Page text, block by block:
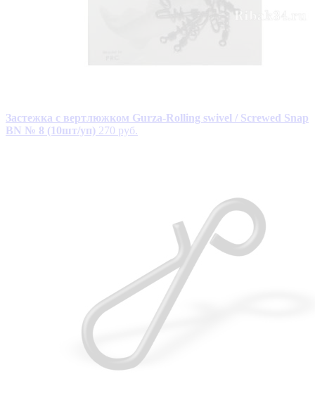
Застежка с вертлюжком Gurza-Rolling swivel / Screwed Snap
BN № 8 (10шт/уп) 270 руб.